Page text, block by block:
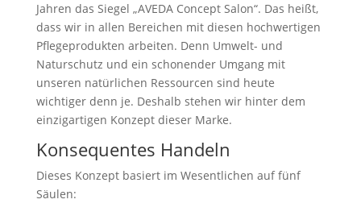
Jahren das Siegel „AVEDA Concept Salon“. Das heißt,
dass wir in allen Bereichen mit diesen hochwertigen
Pflegeprodukten arbeiten. Denn Umwelt- und
Naturschutz und ein schonender Umgang mit
unseren natürlichen Ressourcen sind heute
wichtiger denn je. Deshalb stehen wir hinter dem
einzigartigen Konzept dieser Marke.
Konsequentes Handeln
Dieses Konzept basiert im Wesentlichen auf fünf
Säulen: